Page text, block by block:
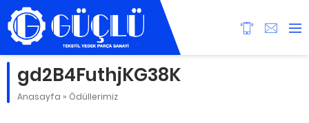
gd2B4FuthjKG38K
Anasayfa » Ödüllerimiz